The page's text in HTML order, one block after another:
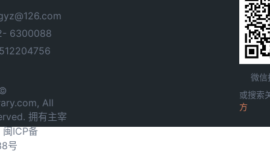
6300088
All
拥有主宰
闽ICP备
号
微信
或搜索
方